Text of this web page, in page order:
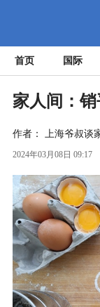
首页 国际
家人间：销
作者： 上海爷叔谈
2024年03月08日 09:17